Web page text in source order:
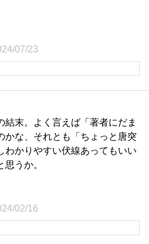
07/23
結末。よく言えば「著者にだま
かな、それとも「ちょっと唐突
わかりやすい伏線あってもいい
思うか。
02/16